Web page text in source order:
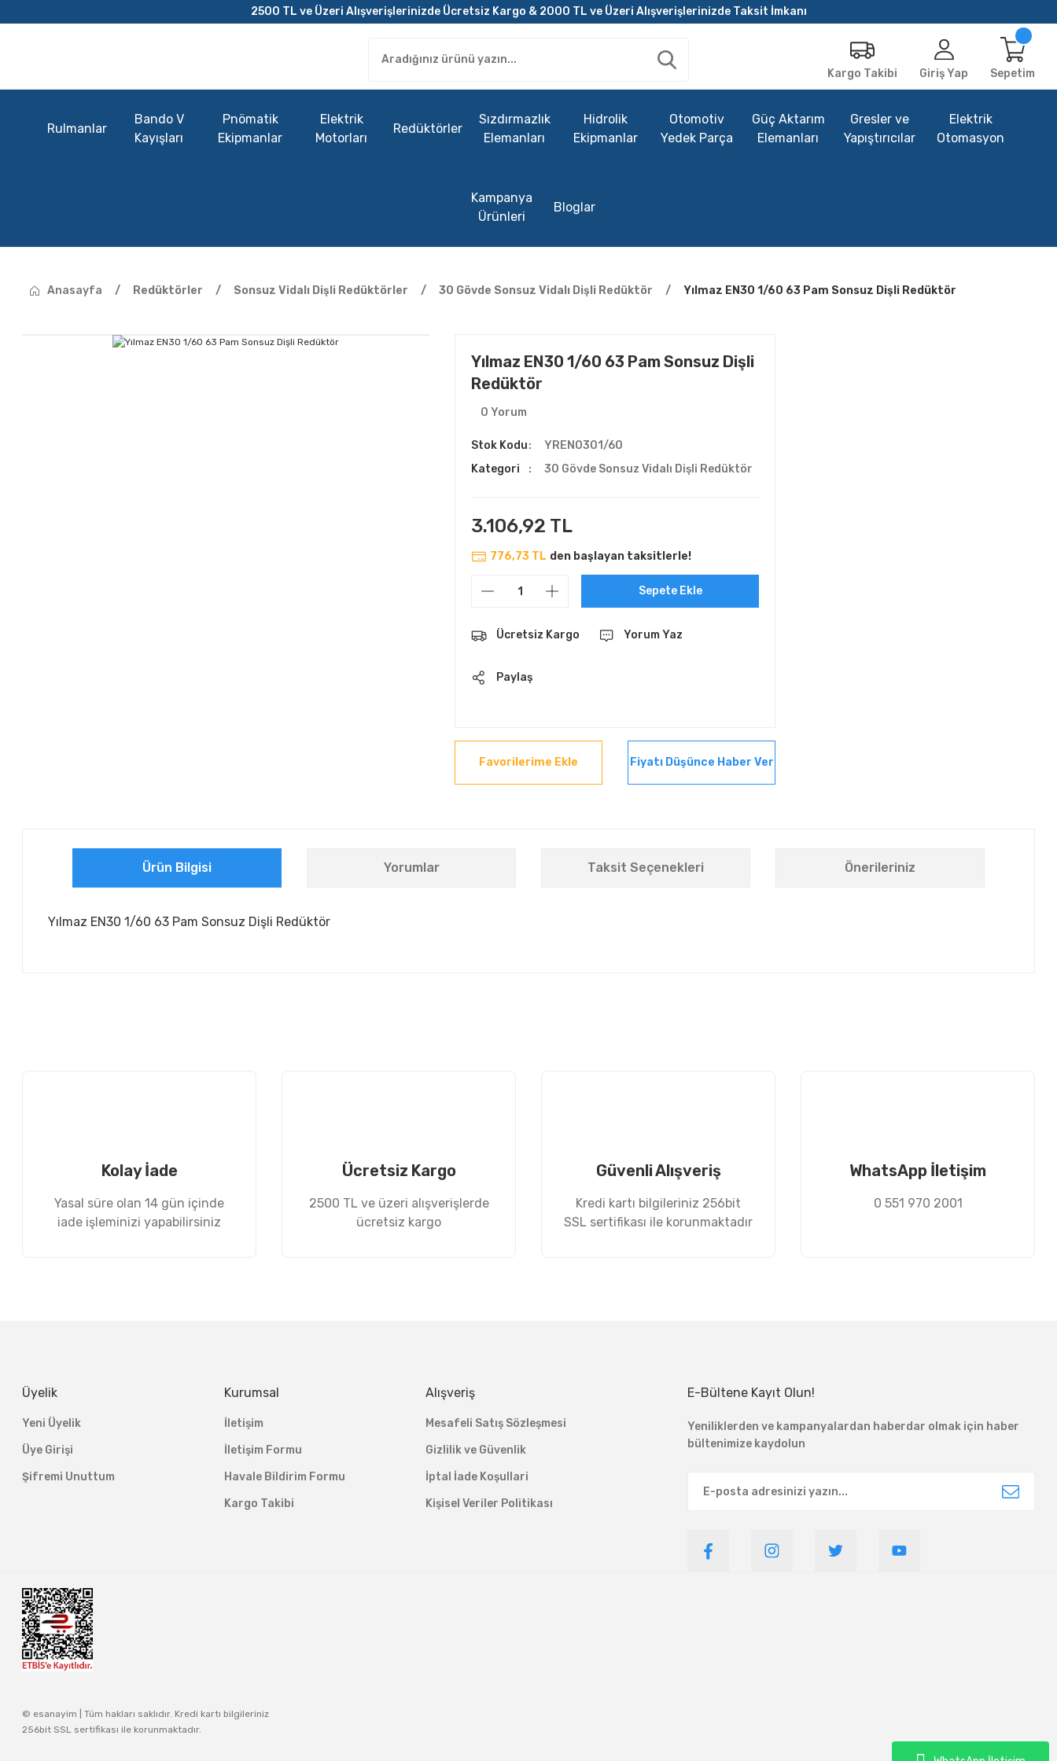
2500 TL ve Üzeri Alışverişlerinizde Ücretsiz Kargo & 2000 TL ve Üzeri Alışverişlerinizde Taksit İmkanı
Kargo Takibi Giriş Yap Sepetim
Rulmanlar
Bando V
Kayışları
Pnömatik
Ekipmanlar
Elektrik
Motorları
Redüktörler
Sızdırmazlık
Elemanları
Hidrolik
Ekipmanlar
Otomotiv
Yedek Parça
Güç Aktarım
Elemanları
Gresler ve
Yapıştırıcılar
Elektrik
Otomasyon
Kampanya
Ürünleri
Bloglar
Anasayfa Redüktörler Sonsuz Vidalı Dişli Redüktörler 30 Gövde Sonsuz Vidalı Dişli Redüktör Yılmaz EN30 1/60 63 Pam Sonsuz Dişli Redüktör
Yılmaz EN30 1/60 63 Pam Sonsuz Dişli
Redüktör
0 Yorum
Stok Kodu
YREN0301/60
Kategori
30 Gövde Sonsuz Vidalı Dişli Redüktör
3.106,92 TL
776,73 TL den başlayan taksitlerle!
Sepete Ekle
Ücretsiz Kargo Yorum Yaz
Paylaş
Fiyatı Düşünce Haber Ver
Ürün Bilgisi Yorumlar Taksit Seçenekleri Önerileriniz
Yılmaz EN30 1/60 63 Pam Sonsuz Dişli Redüktör
Kolay İade
Yasal süre olan 14 gün içinde
iade işleminizi yapabilirsiniz
Ücretsiz Kargo
2500 TL ve üzeri alışverişlerde
ücretsiz kargo
Güvenli Alışveriş
Kredi kartı bilgileriniz 256bit
SSL sertifikası ile korunmaktadır
WhatsApp İletişim
0 551 970 2001
Üyelik
Yeni Üyelik
Üye Girişi
Şifremi Unuttum
Kurumsal
İletişim
İletişim Formu
Havale Bildirim Formu
Kargo Takibi
Alışveriş
Mesafeli Satış Sözleşmesi
Gizlilik ve Güvenlik
İptal İade Koşullari
Kişisel Veriler Politikası
E-Bültene Kayıt Olun!
Yeniliklerden ve kampanyalardan haberdar olmak için haber
bültenimize kaydolun
© esanayim | Tüm hakları saklıdır. Kredi kartı bilgileriniz
256bit SSL sertifikası ile korunmaktadır.